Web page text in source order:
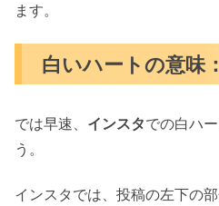
ます。
白いハートの意味
では早速、 インスタでの白ハ
う。
インスタでは、投稿の左下の部